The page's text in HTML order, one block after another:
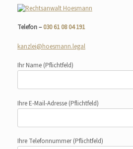
Telefon –030 61 08 04 191
kanzlei@hoesmann.legal
Ihr Name (Pflichtfeld)
Ihre E-Mail-Adresse (Pflichtfeld)
Ihre Telefonnummer(Pflichtfeld)